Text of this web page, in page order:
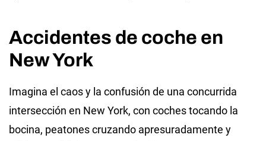
Accidentes de coche en
New York
Imagina el caos y la confusión de una concurrida
intersección en New York, con coches tocando la
bocina, peatones cruzando apresuradamente y